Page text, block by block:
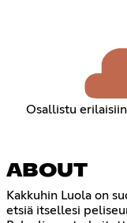
Osallistu
ABOUT
Kakkuhin Luola on
etsiä itsellesi